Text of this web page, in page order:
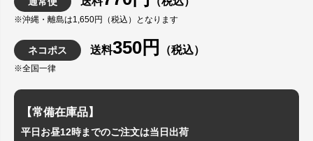
※沖縄・離島は1,650円（税込）となります
ネコポス 送料350円 （税込）
※全国一律
【常備在庫品】
平日お昼12時までのご注文は当日出荷